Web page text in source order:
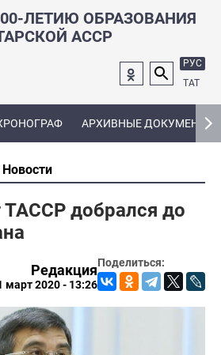
ЛЕТИЮ ОБРАЗОВАНИЯ
АССР
РУС
ТАТ
АРХИВНЫЕ ДОКУМЕНТЫ
Новости
ТАССР добрался до
Поделиться:
Редакция
март 2020 - 13:26